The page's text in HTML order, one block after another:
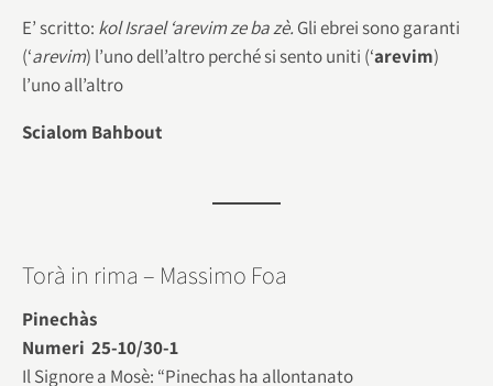
E’ scritto: kol Israel ‘arevim ze ba zè. Gli ebrei sono garanti
(‘arevim) l’uno dell’altro perché si sento uniti (‘arevim)
l’uno all’altro
Scialom Bahbout
Torà in rima – Massimo Foa
Pinechàs
Numeri 25-10/30-1
Il Signore a Mosè: “Pinechas ha allontanato